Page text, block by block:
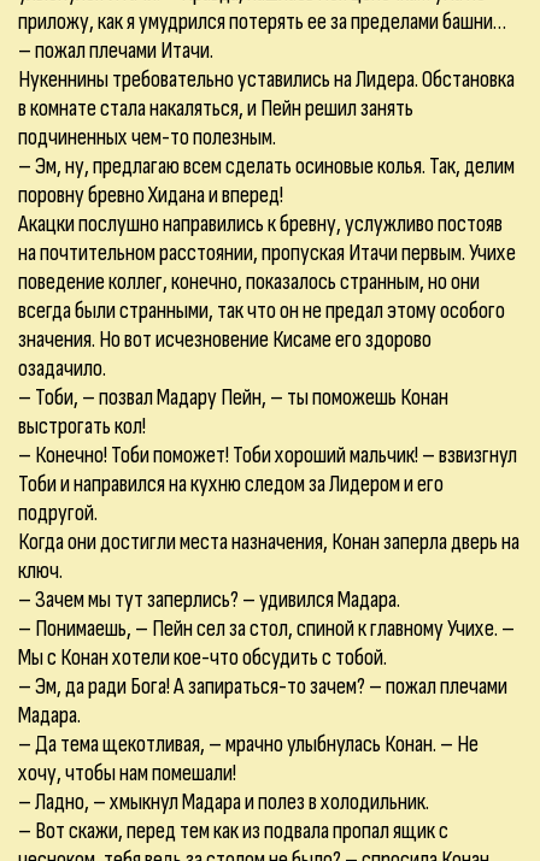
приложу, как я умудрился потерять ее за пределами башни…
– пожал плечами Итачи.
Нукеннины требовательно уставились на Лидера. Обстановка
в комнате стала накаляться, и Пейн решил занять
подчиненных чем-то полезным.
– Эм, ну, предлагаю всем сделать осиновые колья. Так, делим
поровну бревно Хидана и вперед!
Акацки послушно направились к бревну, услужливо постояв
на почтительном расстоянии, пропуская Итачи первым. Учихе
поведение коллег, конечно, показалось странным, но они
всегда были странными, так что он не предал этому особого
значения. Но вот исчезновение Кисаме его здорово
озадачило.
– Тоби, – позвал Мадару Пейн, – ты поможешь Конан
выстрогать кол!
– Конечно! Тоби поможет! Тоби хороший мальчик! – взвизгнул
Тоби и направился на кухню следом за Лидером и его
подругой.
Когда они достигли места назначения, Конан заперла дверь на
ключ.
– Зачем мы тут заперлись? – удивился Мадара.
– Понимаешь, – Пейн сел за стол, спиной к главному Учихе. –
Мы с Конан хотели кое-что обсудить с тобой.
– Эм, да ради Бога! А запираться-то зачем? – пожал плечами
Мадара.
– Да тема щекотливая, – мрачно улыбнулась Конан. – Не
хочу, чтобы нам помешали!
– Ладно, – хмыкнул Мадара и полез в холодильник.
– Вот скажи, перед тем как из подвала пропал ящик с